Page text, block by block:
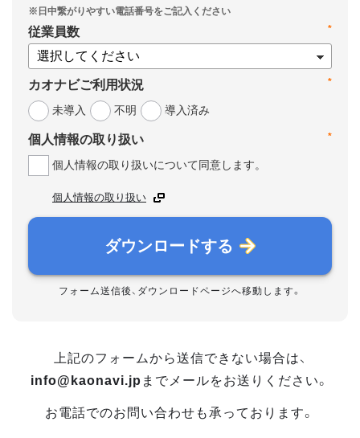
*
従業員数
*
カオナビご利用状況
未導入
不明 導入済み
*
個人情報の取り扱い
個人情報の取り扱いについて同意します。
個人情報の取り扱い
ダウンロードする
フォーム送信後、ダウンロードページへ移動します。
上記のフォームから送信できない場合は、
info@kaonavi.jp までメールをお送りください。
お電話でのお問い合わせも承っております。